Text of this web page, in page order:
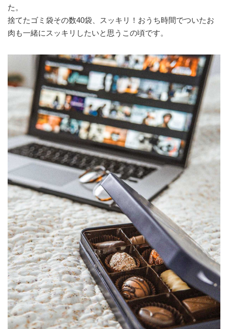
た。
捨てたゴミ袋その数40袋、スッキリ！おうち時間でついたお
肉も一緒にスッキリしたいと思うこの頃です。